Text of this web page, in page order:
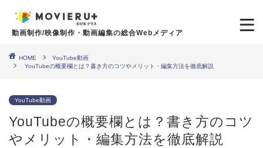
動画制作/映像制作・動画編集の総合Webメディア
HOME
YouTube動画
YouTubeの概要欄とは？書き方のコツやメリット・編集方法を徹底解説
YouTube動画
YouTubeの概要欄とは？書き方のコツ
やメリット・編集方法を徹底解説